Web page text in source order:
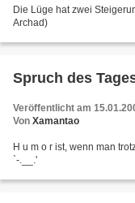
Die Lüge hat zwei
Archad)
Spruch des
Veröffentlicht am
Von Xamantao
H u m o r ist, wenn man
`-.__.'